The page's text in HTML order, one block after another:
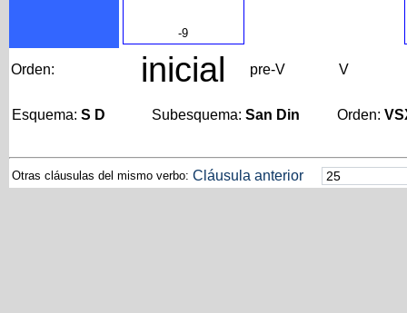
-9
Orden: inicial pre-V V
Esquema: S D Subesquema: San Din Orden:
Otras cláusulas del mismo verbo: Cláusula anterior